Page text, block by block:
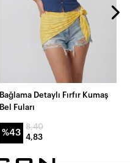
Bağlama Detaylı Fırfır Kumaş
Bel Fuları
%43
8,40
4,83